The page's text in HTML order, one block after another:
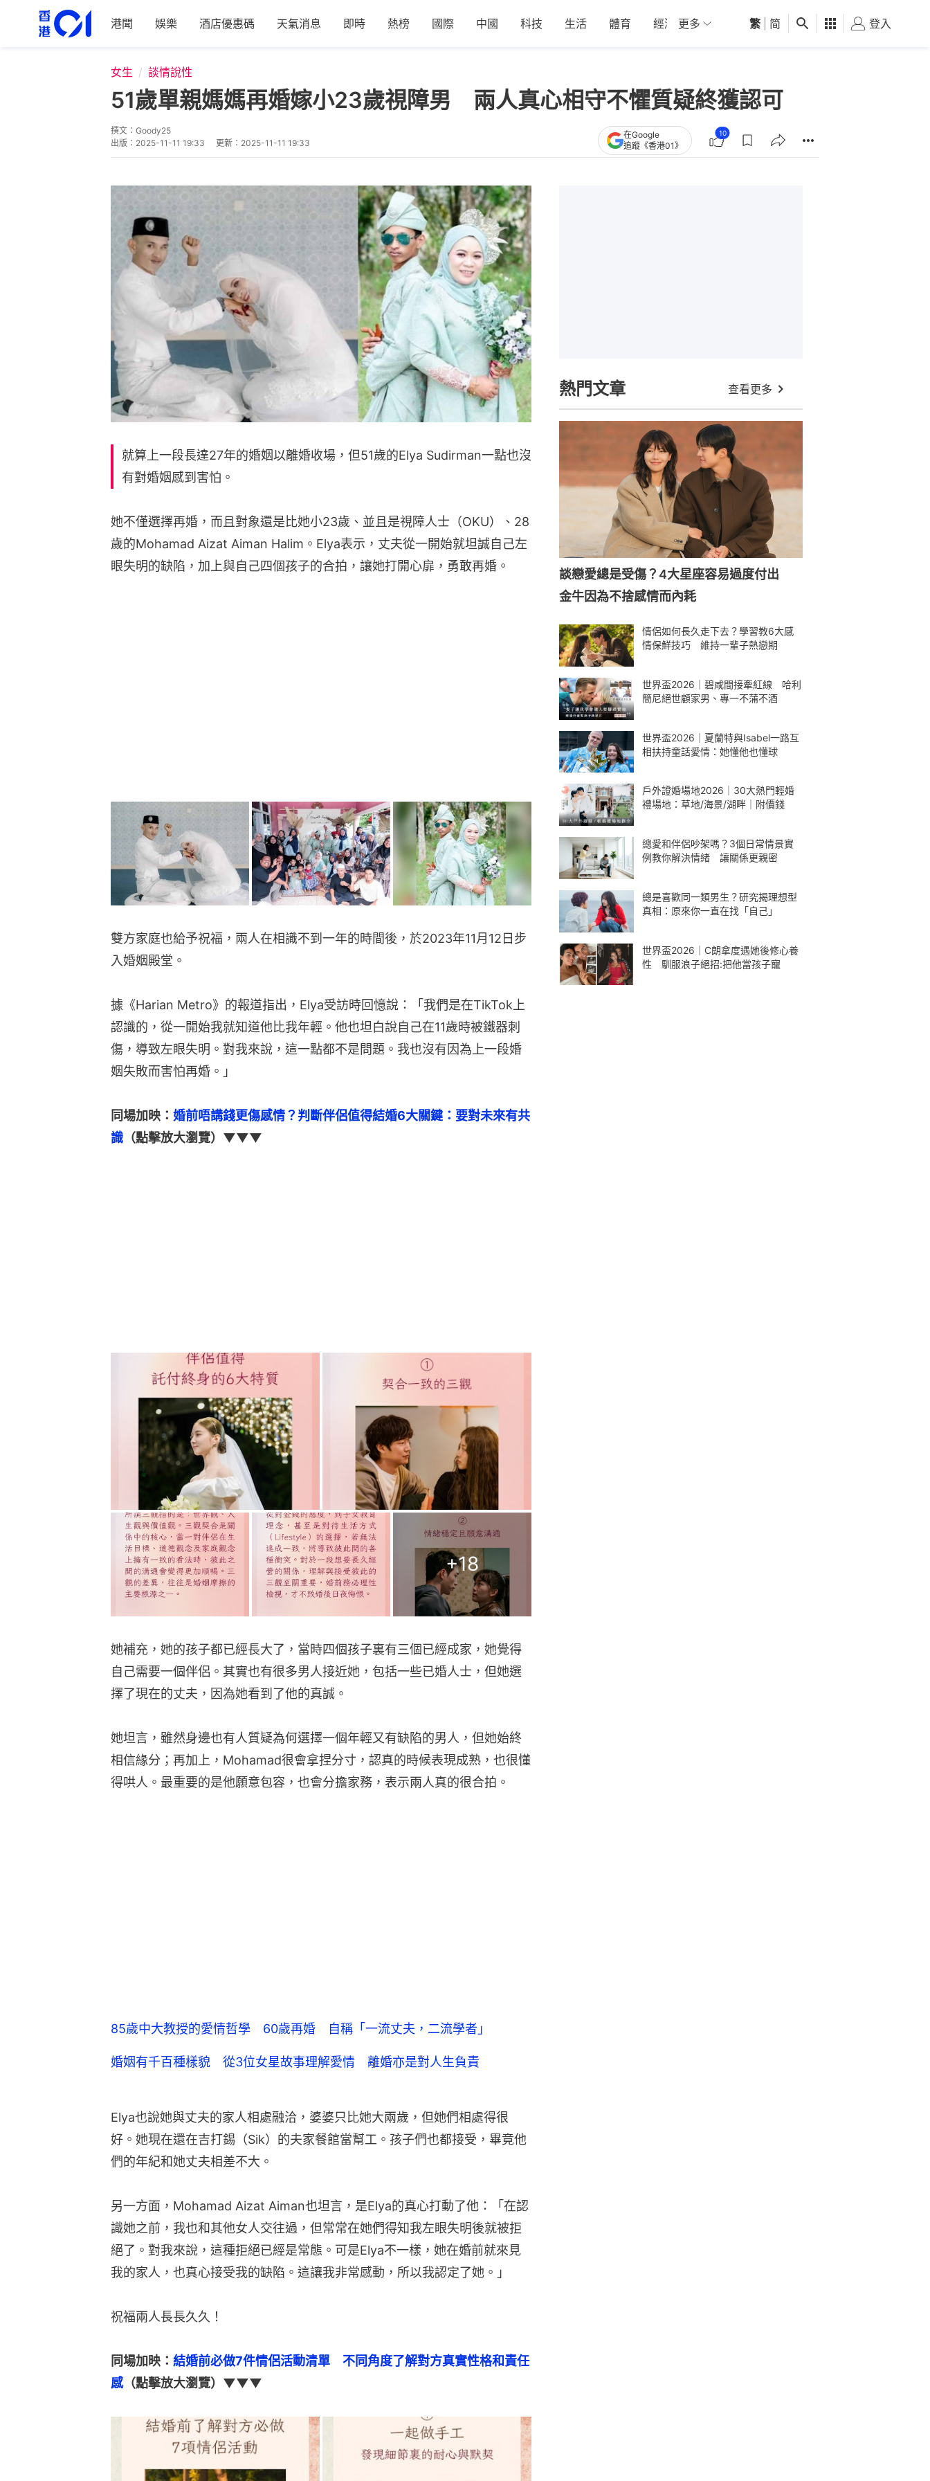
港聞 娛樂 酒店優惠碼 天氣消息 即時 熱榜 國際 中國 科技 生活 體育 經濟 01深圳 觀點 健康 好食玩飛
更多 繁 简 登入
女生 談情說性
51歲單親媽媽再婚嫁小23歲視障男 兩人真心相守不懼質疑終獲認可
撰文： Goody25
出版： 2025-11-11 19:33 更新： 2025-11-11 19:33
在Google
追蹤《香港01》
10
就算上一段長達27年的婚姻以離婚收場，但51歲的Elya Sudirman一點也沒
有對婚姻感到害怕。
她不僅選擇再婚，而且對象還是比她小23歲、並且是視障人士（OKU）、28
歲的Mohamad Aizat Aiman Halim。Elya表示，丈夫從一開始就坦誠自己左
眼失明的缺陷，加上與自己四個孩子的合拍，讓她打開心扉，勇敢再婚。
雙方家庭也給予祝福，兩人在相識不到一年的時間後，於2023年11月12日步
入婚姻殿堂。
據《Harian Metro》的報道指出，Elya受訪時回憶說：「我們是在TikTok上
認識的，從一開始我就知道他比我年輕。他也坦白說自己在11歲時被鐵器刺
傷，導致左眼失明。對我來說，這一點都不是問題。我也沒有因為上一段婚
姻失敗而害怕再婚。」
同場加映： 婚前唔講錢更傷感情？判斷伴侶值得結婚6大關鍵：要對未來有共
識 （點擊放大瀏覽）▼▼▼
+18
她補充，她的孩子都已經長大了，當時四個孩子裏有三個已經成家，她覺得
自己需要一個伴侶。其實也有很多男人接近她，包括一些已婚人士，但她選
擇了現在的丈夫，因為她看到了他的真誠。
她坦言，雖然身邊也有人質疑為何選擇一個年輕又有缺陷的男人，但她始終
相信緣分；再加上，Mohamad很會拿捏分寸，認真的時候表現成熟，也很懂
得哄人。最重要的是他願意包容，也會分擔家務，表示兩人真的很合拍。
85歲中大教授的愛情哲學 60歲再婚 自稱「一流丈夫，二流學者」
婚姻有千百種樣貌 從3位女星故事理解愛情 離婚亦是對人生負責
Elya也說她與丈夫的家人相處融洽，婆婆只比她大兩歲，但她們相處得很
好。她現在還在吉打錫（Sik）的夫家餐館當幫工。孩子們也都接受，畢竟他
們的年紀和她丈夫相差不大。
另一方面，Mohamad Aizat Aiman也坦言，是Elya的真心打動了他：「在認
識她之前，我也和其他女人交往過，但常常在她們得知我左眼失明後就被拒
絕了。對我來說，這種拒絕已經是常態。可是Elya不一樣，她在婚前就來見
我的家人，也真心接受我的缺陷。這讓我非常感動，所以我認定了她。」
祝福兩人長長久久！
同場加映： 結婚前必做7件情侶活動清單　不同角度了解對方真實性格和責任
感（點擊放大瀏覽）▼▼▼
熱門文章 查看更多
談戀愛總是受傷？4大星座容易過度付出
金牛因為不捨感情而內耗
情侶如何長久走下去？學習教6大感
情保鮮技巧 維持一輩子熱戀期
世界盃2026｜碧咸間接牽紅線 哈利
簡尼絕世顧家男、專一不蒲不酒
世界盃2026｜夏蘭特與Isabel一路互
相扶持童話愛情：她懂他也懂球
戶外證婚場地2026｜30大熱門輕婚
禮場地：草地/海景/湖畔｜附價錢
總愛和伴侶吵架嗎？3個日常情景實
例教你解決情緒 讓關係更親密
總是喜歡同一類男生？研究揭理想型
真相：原來你一直在找「自己」
世界盃2026｜C朗拿度遇她後修心養
性 馴服浪子絕招:把他當孩子寵